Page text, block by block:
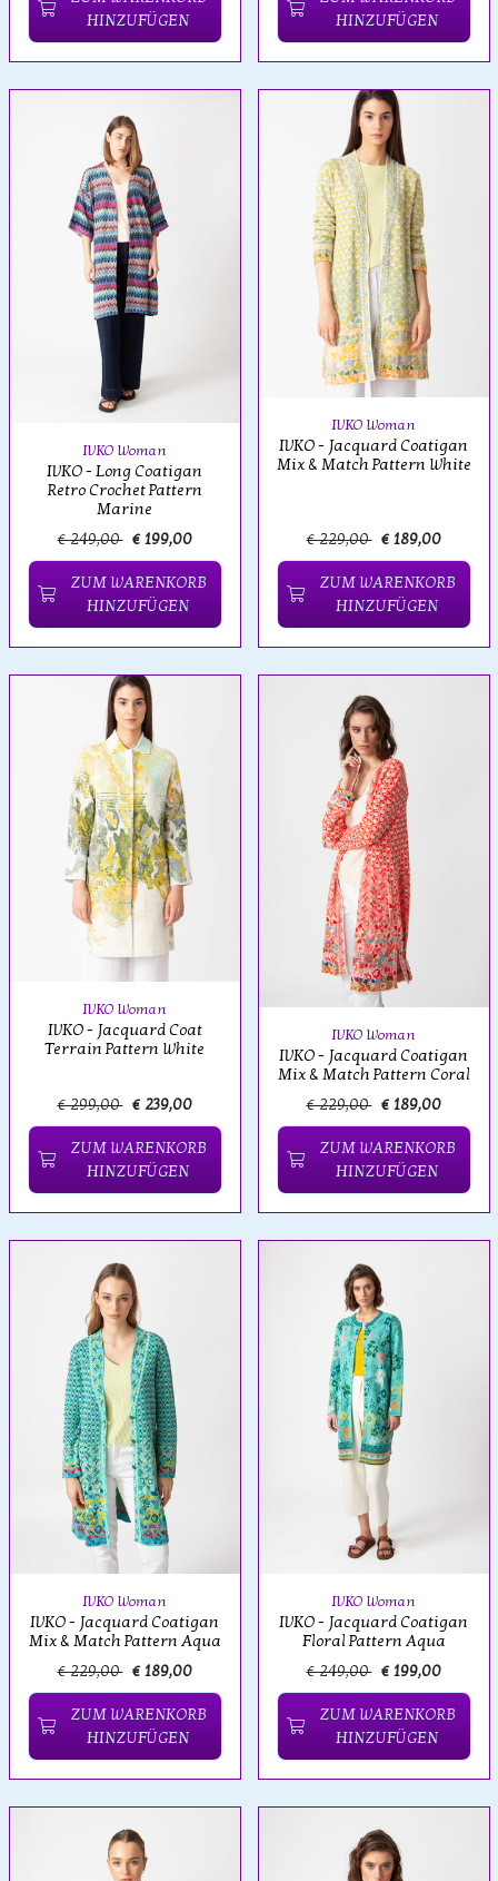
HINZUFÜGEN
HINZUFÜGEN
IVKO Woman
IVKO - Long Coatigan
Retro Crochet Pattern
Marine
€ 249,00 € 199,00
ZUM WARENKORB
HINZUFÜGEN
IVKO Woman
IVKO - Jacquard Coatigan
Mix & Match Pattern White
€ 229,00 € 189,00
ZUM WARENKORB
HINZUFÜGEN
IVKO Woman
IVKO - Jacquard Coat
Terrain Pattern White
€ 299,00 € 239,00
ZUM WARENKORB
HINZUFÜGEN
IVKO Woman
IVKO - Jacquard Coatigan
Mix & Match Pattern Coral
€ 229,00 € 189,00
ZUM WARENKORB
HINZUFÜGEN
IVKO Woman
IVKO - Jacquard Coatigan
Mix & Match Pattern Aqua
€ 229,00 € 189,00
ZUM WARENKORB
HINZUFÜGEN
IVKO Woman
IVKO - Jacquard Coatigan
Floral Pattern Aqua
€ 249,00 € 199,00
ZUM WARENKORB
HINZUFÜGEN